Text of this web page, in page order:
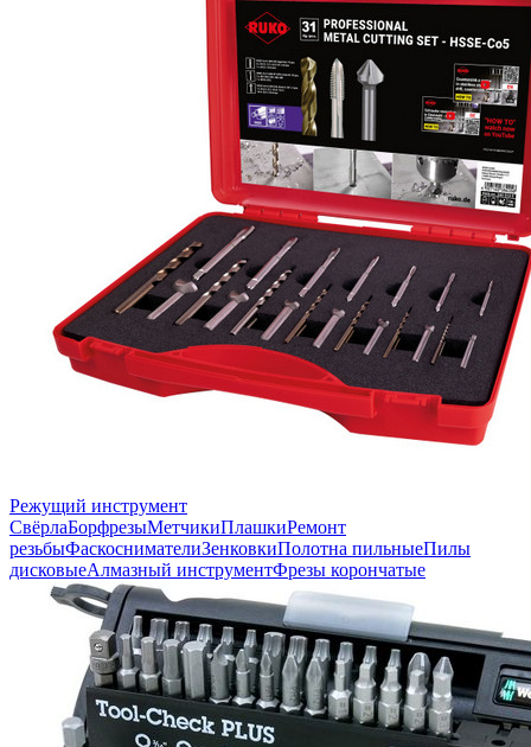
Режущий инструмент
СвёрлаБорфрезыМетчикиПлашкиРемонт
резьбыФаскоснимателиЗенковкиПолотна пильныеПилы
дисковыеАлмазный инструментФрезы корончатые